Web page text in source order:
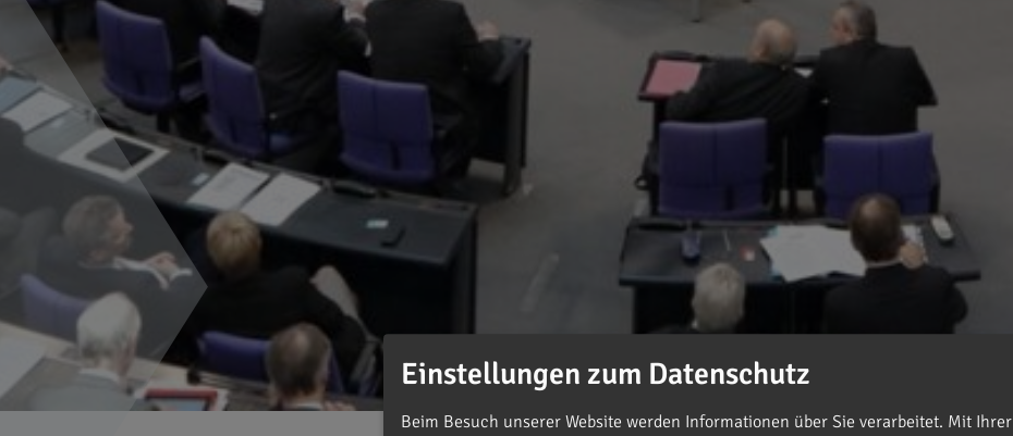
Einstellungen zum Datenschutz
Beim Besuch unserer Website werden Informationen über Sie verarbeitet. Mit Ihrer